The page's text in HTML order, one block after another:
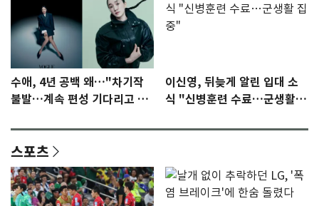
수애, 4년 공백 왜…"차기작
불발…계속 편성 기다리고 있
이신영, 뒤늦게 알린 입대 소
식 "신병훈련 수료…군생활
스포츠